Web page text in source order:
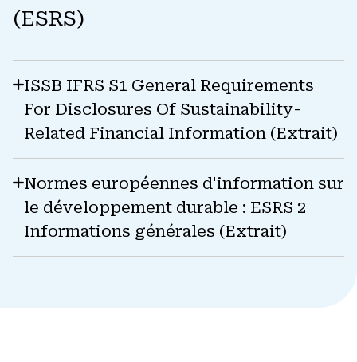
(ESRS)
ISSB IFRS S1 General Requirements
For Disclosures Of Sustainability-
Related Financial Information (Extrait)
Normes européennes d'information sur
le développement durable : ESRS 2
Informations générales (Extrait)